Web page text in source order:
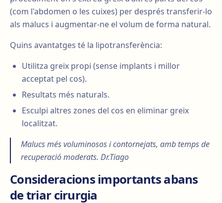
(com l'abdomen o les cuixes) per després transferir-lo
als malucs i augmentar-ne el volum de forma natural.
Quins avantatges té la lipotransferència:
Utilitza greix propi (sense implants i millor
acceptat pel cos).
Resultats més naturals.
Esculpi altres zones del cos en eliminar greix
localitzat.
Malucs més voluminosos i contornejats, amb temps de
recuperació moderats. Dr.Tiago
Consideracions importants abans
de triar cirurgia